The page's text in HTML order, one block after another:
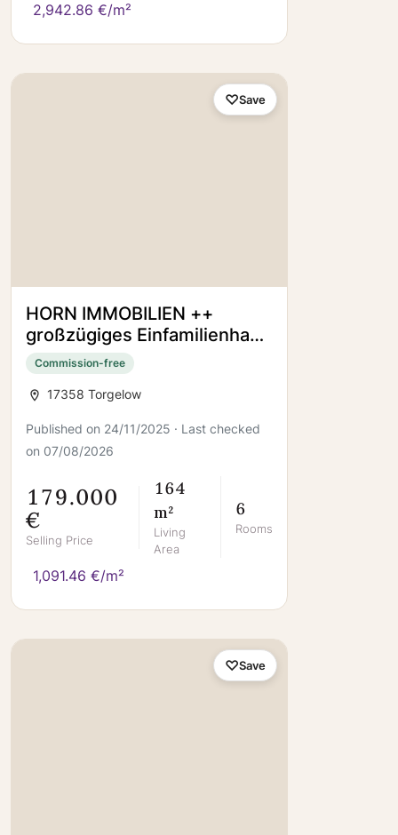
2,942.86 €/m²
HORN IMMOBILIEN ++
großzügiges Einfamilienhaus
mit Nebengelass in
Heinrichsruh bei Torgelow
Commission-free
17358 Torgelow
Published on 24/11/2025 · Last checked
on 07/08/2026
179.000
€
Selling Price
164
m²
Living
Area
6
Rooms
1,091.46 €/m²
Save
Save